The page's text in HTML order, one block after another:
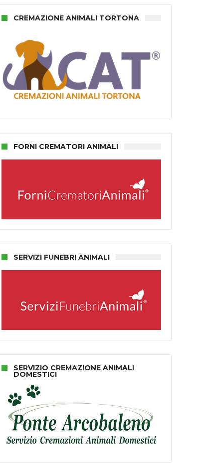
CREMAZIONE ANIMALI TORTONA
FORNI CREMATORI ANIMALI
SERVIZI FUNEBRI ANIMALI
SERVIZIO CREMAZIONE ANIMALI
DOMESTICI